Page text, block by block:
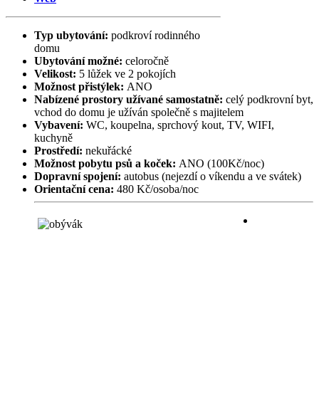
Typ ubytování: podkroví rodinného
domu
Ubytování možné: celoročně
Velikost: 5 lůžek ve 2 pokojích
Možnost přistýlek: ANO
Nabízené prostory užívané samostatně: celý podkrovní byt,
vchod do domu je užíván společně s majitelem
Vybavení: WC, koupelna, sprchový kout, TV, WIFI,
kuchyně
Prostředí: nekuřácké
Možnost pobytu psů a koček: ANO (100Kč/noc)
Dopravní spojení: autobus (nejezdí o víkendu a ve svátek)
Orientační cena: 480 Kč/osoba/noc